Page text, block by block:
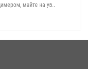
майте на ув..